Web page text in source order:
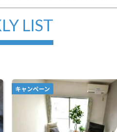
LIST
キャンペーン